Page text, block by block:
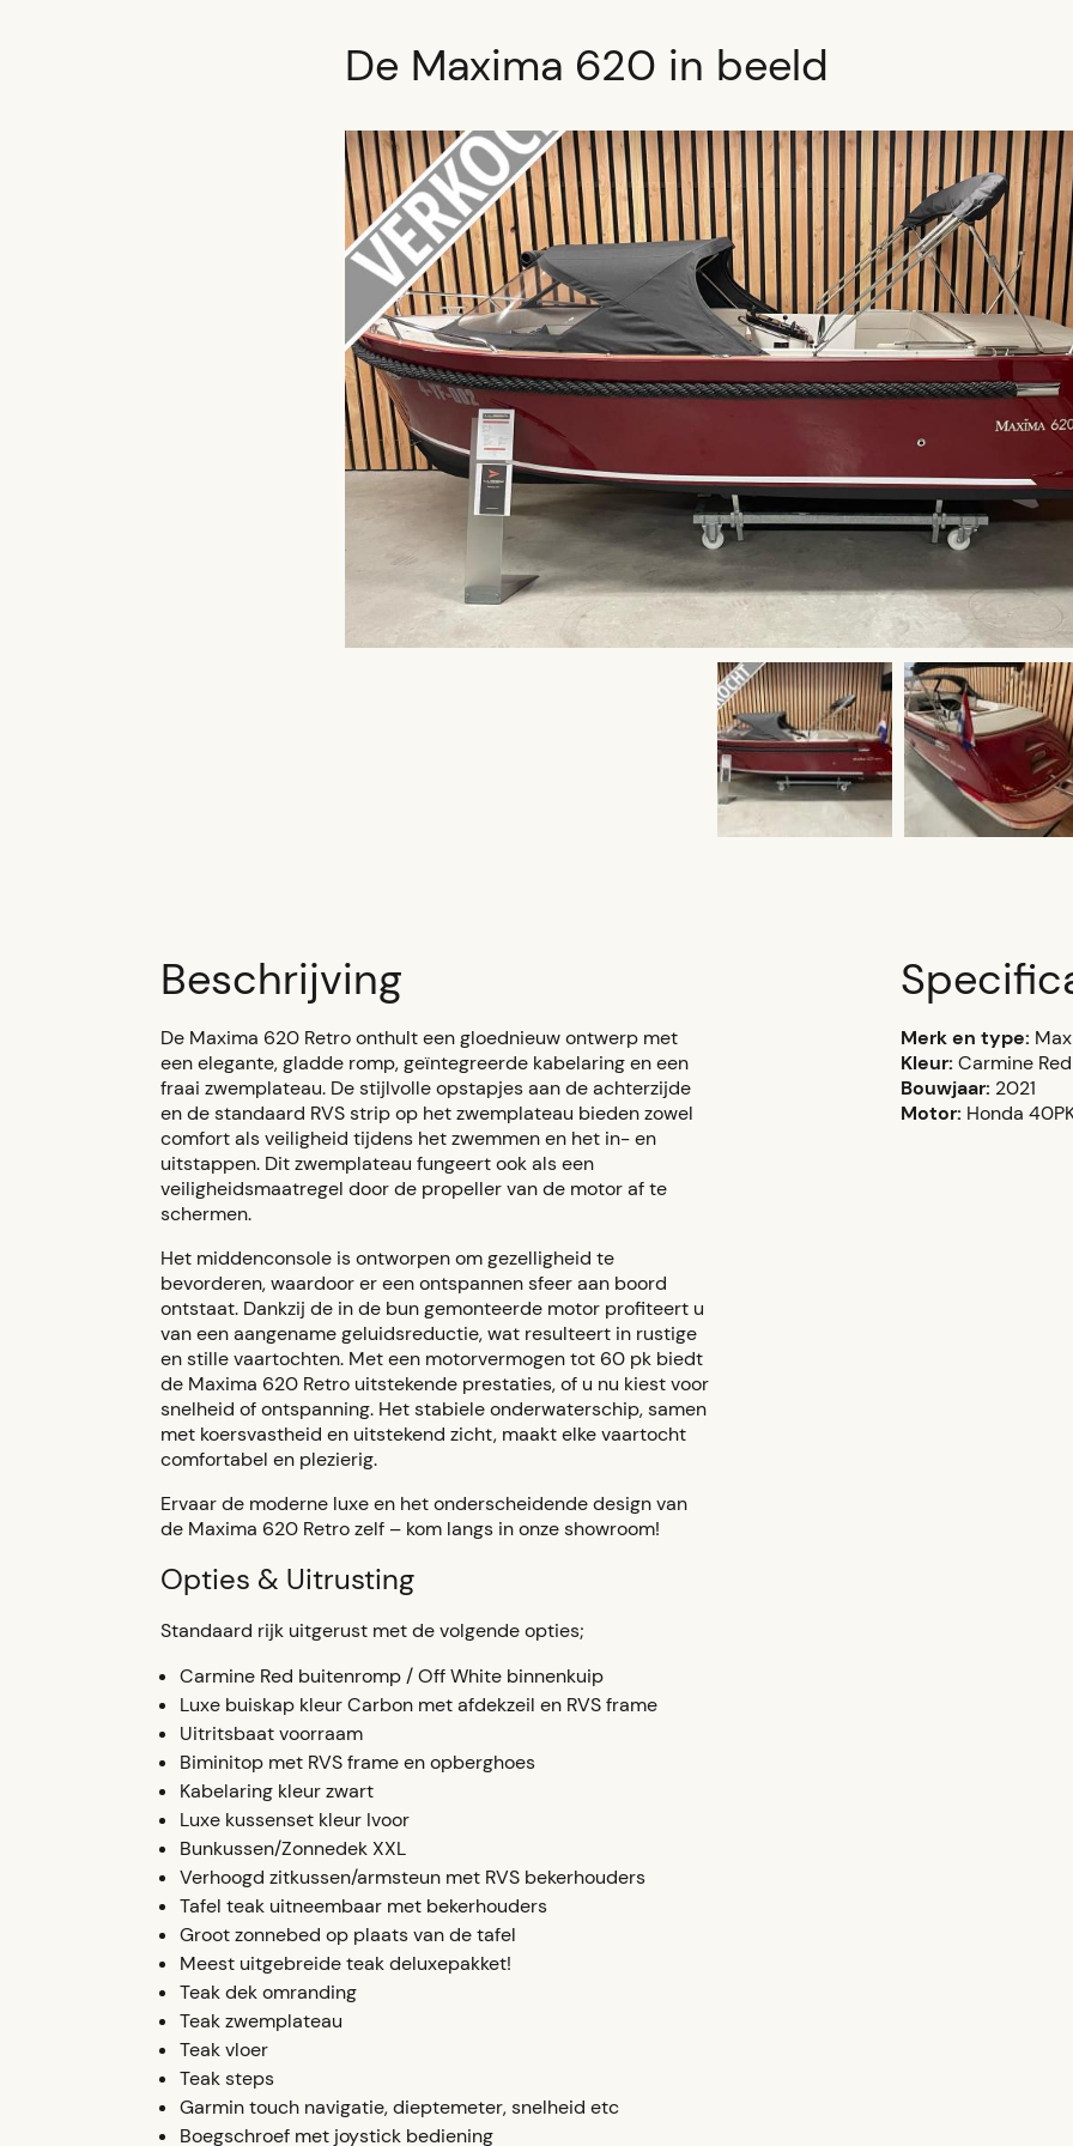
De Maxima 620 in beeld
Beschrijving
De Maxima 620 Retro onthult een gloednieuw ontwerp met
een elegante, gladde romp, geïntegreerde kabelaring en een
fraai zwemplateau. De stijlvolle opstapjes aan de achterzijde
en de standaard RVS strip op het zwemplateau bieden zowel
comfort als veiligheid tijdens het zwemmen en het in- en
uitstappen. Dit zwemplateau fungeert ook als een
veiligheidsmaatregel door de propeller van de motor af te
schermen.
Het middenconsole is ontworpen om gezelligheid te
bevorderen, waardoor er een ontspannen sfeer aan boord
ontstaat. Dankzij de in de bun gemonteerde motor profiteert u
van een aangename geluidsreductie, wat resulteert in rustige
en stille vaartochten. Met een motorvermogen tot 60 pk biedt
de Maxima 620 Retro uitstekende prestaties, of u nu kiest voor
snelheid of ontspanning. Het stabiele onderwaterschip, samen
met koersvastheid en uitstekend zicht, maakt elke vaartocht
comfortabel en plezierig.
Ervaar de moderne luxe en het onderscheidende design van
de Maxima 620 Retro zelf – kom langs in onze showroom!
Merk en type:
Kleur: Carmine
Bouwjaar: 2021
Motor: Honda
Opties & Uitrusting
Standaard rijk uitgerust met de volgende opties;
Carmine Red buitenromp / Off White binnenkuip
Luxe buiskap kleur Carbon met afdekzeil en RVS frame
Uitritsbaat voorraam
Biminitop met RVS frame en opberghoes
Kabelaring kleur zwart
Luxe kussenset kleur Ivoor
Bunkussen/Zonnedek XXL
Verhoogd zitkussen/armsteun met RVS bekerhouders
Tafel teak uitneembaar met bekerhouders
Groot zonnebed op plaats van de tafel
Meest uitgebreide teak deluxepakket!
Teak dek omranding
Teak zwemplateau
Teak vloer
Teak steps
Garmin touch navigatie, dieptemeter, snelheid etc
Boegschroef met joystick bediening